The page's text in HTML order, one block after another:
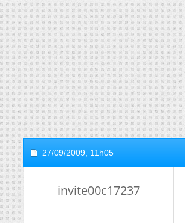
27/09/2009, 11h05
invite00c17237